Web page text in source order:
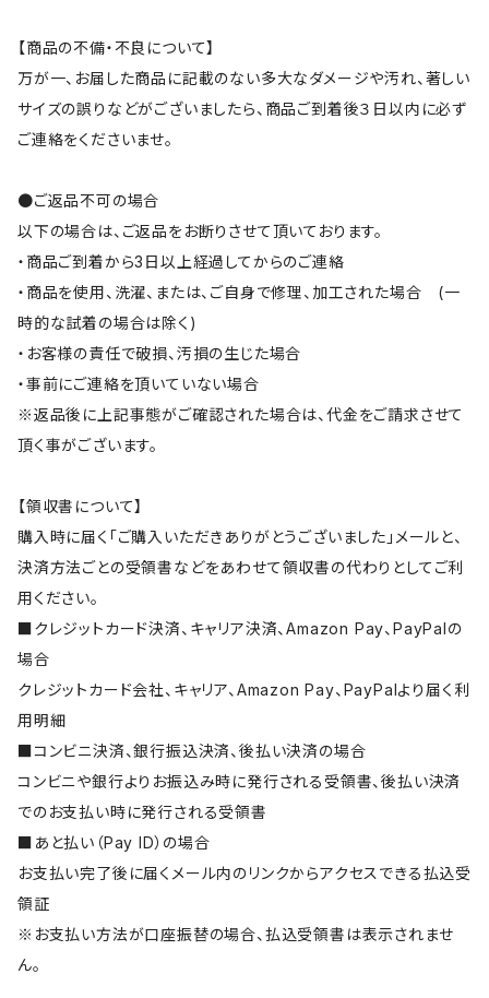
【商品の不備・不良について】
万が一、お届した商品に記載のない多大なダメージや汚れ、著しい
サイズの誤りなどがございましたら、商品ご到着後３日以内に必ず
ご連絡をくださいませ。
●ご返品不可の場合
以下の場合は、ご返品をお断りさせて頂いております。
・商品ご到着から3日以上経過してからのご連絡
・商品を使用、洗濯、または、ご自身で修理、加工された場合 (一
時的な試着の場合は除く)
・お客様の責任で破損、汚損の生じた場合
・事前にご連絡を頂いていない場合
※返品後に上記事態がご確認された場合は、代金をご請求させて
頂く事がございます。
【領収書について】
購入時に届く「ご購入いただきありがとうございました」メールと、
決済方法ごとの受領書などをあわせて領収書の代わりとしてご利
用ください。
■クレジットカード決済、キャリア決済、Amazon Pay、PayPalの
場合
クレジットカード会社、キャリア、Amazon Pay、PayPalより届く利
用明細
■コンビニ決済、銀行振込決済、後払い決済の場合
コンビニや銀行よりお振込み時に発行される受領書、後払い決済
でのお支払い時に発行される受領書
■あと払い（Pay ID）の場合
お支払い完了後に届くメール内のリンクからアクセスできる払込受
領証
※お支払い方法が口座振替の場合、払込受領書は表示されませ
ん。